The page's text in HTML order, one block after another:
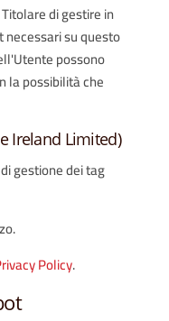
di gestire in
su questo
possono
la possibilità che
Ireland Limited)
gestione dei tag
Policy.